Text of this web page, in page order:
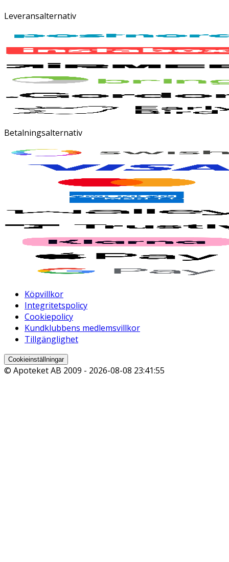
Leveransalternativ
Betalningsalternativ
Köpvillkor
Integritetspolicy
Cookiepolicy
Kundklubbens medlemsvillkor
Tillgänglighet
Cookieinställningar
© Apoteket AB 2009 - 2026-08-08 23:41:55